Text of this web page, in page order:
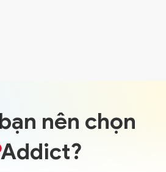
nên chọn
Addict?